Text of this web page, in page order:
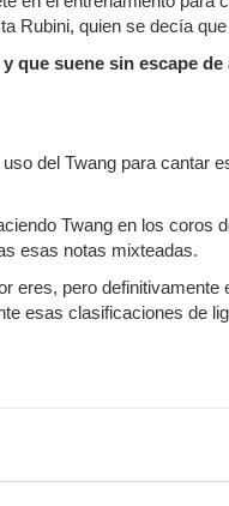
Rubini, quien se decía
que suene sin escape de
del Twang para cantar
Twang en los coros
esas notas mixteadas.
eres, pero definitivamente
esas clasificaciones de